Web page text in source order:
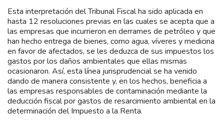
Esta interpretación del Tribunal Fiscal ha sido aplicada en
hasta 12 resoluciones previas en las cuales se acepta que a
las empresas que incurrieron en derrames de petróleo y que
han hecho entrega de bienes, como agua, víveres y medicina
en favor de afectados, se les deduzca de sus impuestos los
gastos por los daños ambientales que ellas mismas
ocasionaron. Así, esta línea jurisprudencial se ha venido
dando de manera consistente y, en los hechos, beneficia a
las empresas responsables de contaminación mediante la
deducción fiscal por gastos de resarcimiento ambiental en la
determinación del Impuesto a la Renta.